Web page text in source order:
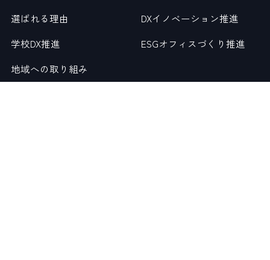
選ばれる理由
DXイノベーション推進
学校DX推進
ESGオフィスづくり推進
地域への取り組み